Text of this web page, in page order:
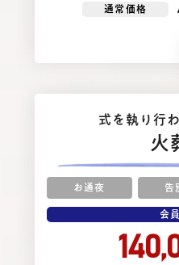
通常価格
式を執り⾏
火
お通夜 告
会